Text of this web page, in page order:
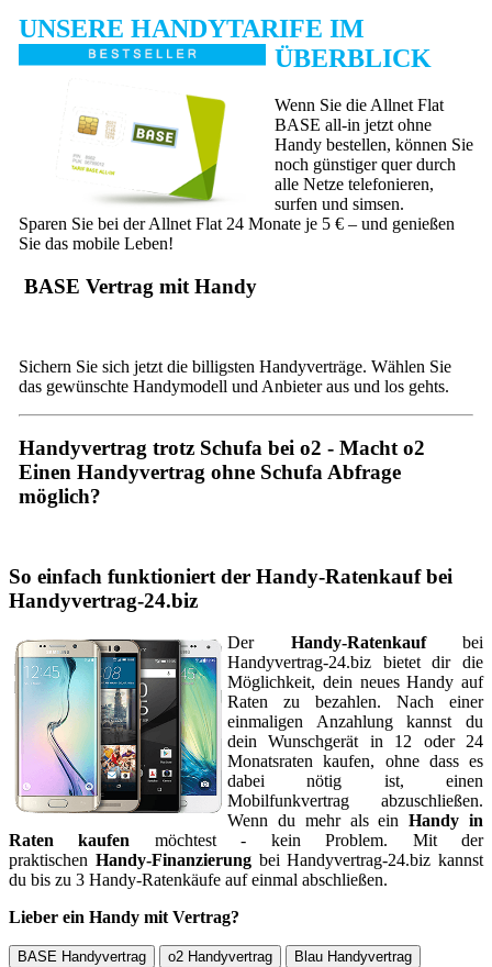
UNSERE HANDYTARIFE IM
ÜBERBLICK
Wenn Sie die Allnet Flat
BASE all-in jetzt ohne
Handy bestellen, können Sie
noch günstiger quer durch
alle Netze telefonieren,
surfen und simsen.
Sparen Sie bei der Allnet Flat 24 Monate je 5 € – und genießen
Sie das mobile Leben!
BASE Vertrag mit Handy
Sichern Sie sich jetzt die billigsten Handyverträge. Wählen Sie
das gewünschte Handymodell und Anbieter aus und los gehts.
Handyvertrag trotz Schufa bei o2 - Macht o2
Einen Handyvertrag ohne Schufa Abfrage
möglich?
So einfach funktioniert der Handy-Ratenkauf bei
Handyvertrag-24.biz
Der Handy-Ratenkaufbei
Handyvertrag-24.biz bietet dir die
Möglichkeit, dein neues Handy auf
Raten zu bezahlen. Nach einer
einmaligen Anzahlung kannst du
dein Wunschgerät in 12 oder 24
Monatsraten kaufen, ohne dass es
dabei nötig ist, einen
Mobilfunkvertrag abzuschließen.
Wenn du mehr als einHandy in
Raten kaufen möchtest - kein Problem. Mit der
praktischen Handy-Finanzierungbei Handyvertrag-24.biz kannst
du bis zu 3 Handy-Ratenkäufe auf einmal abschließen.
Lieber ein Handy mit Vertrag?
BASE Handyvertrag o2 Handyvertrag Blau Handyvertrag